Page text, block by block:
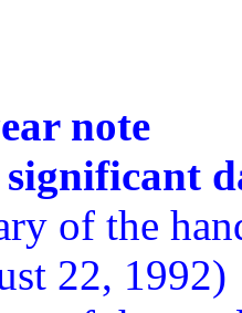
note
of the
22, 1992)